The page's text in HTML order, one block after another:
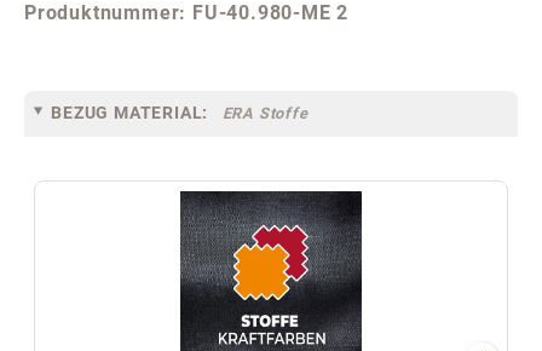
Produktnummer: FU-40.980-ME 2
BEZUG MATERIAL: ERA Stoffe